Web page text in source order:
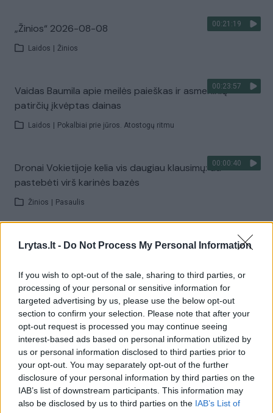
Lrytas.lt - Do Not Process My Personal Information
If you wish to opt-out of the sale, sharing to third parties, or
processing of your personal or sensitive information for
targeted advertising by us, please use the below opt-out
section to confirm your selection. Please note that after your
opt-out request is processed you may continue seeing
interest-based ads based on personal information utilized by
us or personal information disclosed to third parties prior to
your opt-out. You may separately opt-out of the further
disclosure of your personal information by third parties on the
IAB’s list of downstream participants. This information may
also be disclosed by us to third parties on the IAB’s List of
00:21:19
„Žinios“ 2026-08-08
Laidos Žinios
00:23:57
Vaidas Baumila apie meilės paieškas ir asmeninių
patirčių įkvėptas dainas
Laidos Pokalbiai prie jūros. Atostogų ritmu
00:00:40
Dronai Vokietijoje kelia vis daugiau klausimų: du
pastebėti virš karinės bazės
Žinios Pasaulis
Visi įrašai
Žiūrimiausi įrašai
00:00:30
Vaizdai iš tragiškos avarijos Vilniaus r.: dviejų moterų ir
vaiko gyvybių išgelbėti nepavyko
Žinios | Lietuvos diena